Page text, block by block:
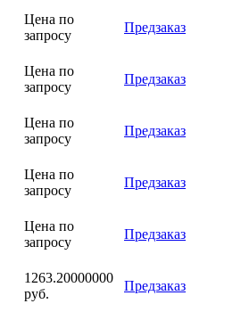
Цена по
запросу
Предзаказ
Цена по
запросу
Предзаказ
Цена по
запросу
Предзаказ
Цена по
запросу
Предзаказ
Цена по
запросу
Предзаказ
1263.20000000
руб.
Предзаказ